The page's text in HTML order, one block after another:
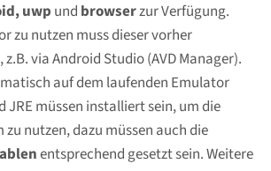
uwp und browserzur Verfügung.
zu nutzen muss dieser vorher
via Android Studio (AVD Manager).
auf dem laufenden Emulator
JRE müssen installiert sein, um die
nutzen, dazu müssen auch die
entsprechend gesetzt sein. Weitere